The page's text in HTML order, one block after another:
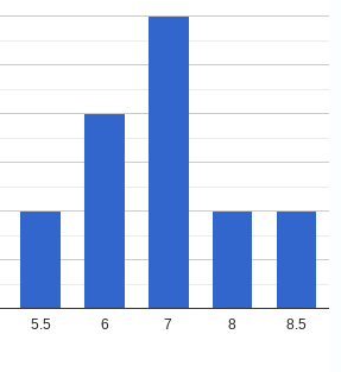
5.5 6 7 8 8.5